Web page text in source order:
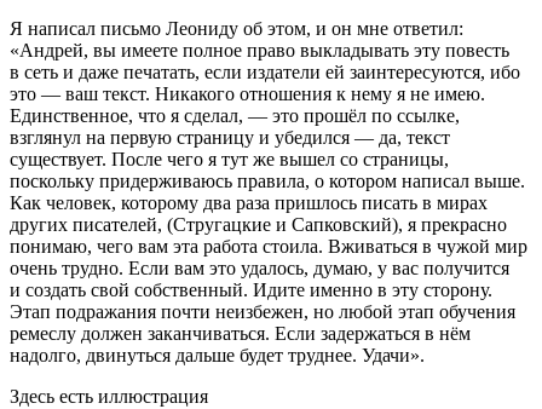
Я написал письмо Леониду об этом, и он мне ответил:
«Андрей, вы имеете полное право выкладывать эту повесть
в сеть и даже печатать, если издатели ей заинтересуются, ибо
это — ваш текст. Никакого отношения к нему я не имею.
Единственное, что я сделал, — это прошёл по ссылке,
взглянул на первую страницу и убедился — да, текст
существует. После чего я тут же вышел со страницы,
поскольку придерживаюсь правила, о котором написал выше.
Как человек, которому два раза пришлось писать в мирах
других писателей, (Стругацкие и Сапковский), я прекрасно
понимаю, чего вам эта работа стоила. Вживаться в чужой мир
очень трудно. Если вам это удалось, думаю, у вас получится
и создать свой собственный. Идите именно в эту сторону.
Этап подражания почти неизбежен, но любой этап обучения
ремеслу должен заканчиваться. Если задержаться в нём
надолго, двинуться дальше будет труднее. Удачи».
Здесь есть иллюстрация